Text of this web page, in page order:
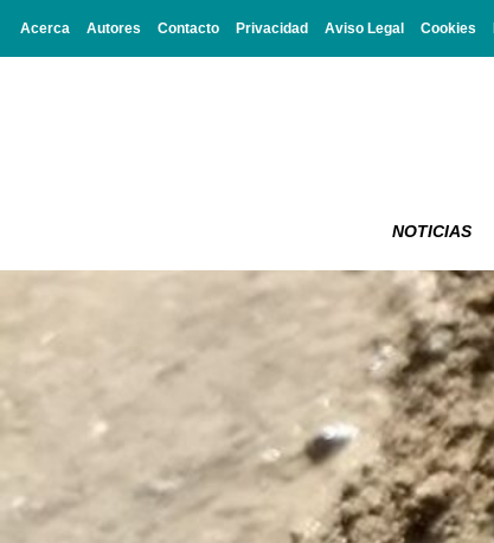
Acerca Autores Contacto Privacidad Aviso Legal Cookies
NOTICIAS